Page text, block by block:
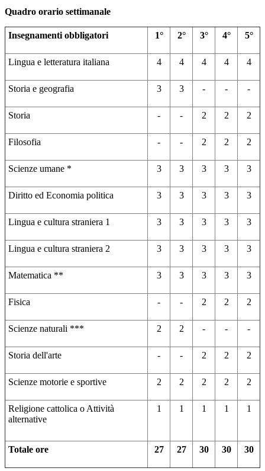
Quadro orario settimanale
Insegnamenti obbligatori 1° 2° 3° 4° 5°
Lingua e letteratura italiana 4 4 4 4 4
Storia e geografia 3 3 - - -
Storia - - 2 2 2
Filosofia - - 2 2 2
Scienze umane * 3 3 3 3 3
Diritto ed Economia politica 3 3 3 3 3
Lingua e cultura straniera 1 3 3 3 3 3
Lingua e cultura straniera 2 3 3 3 3 3
Matematica ** 3 3 3 3 3
Fisica - - 2 2 2
Scienze naturali *** 2 2 - - -
Storia dell'arte - - 2 2 2
Scienze motorie e sportive 2 2 2 2 2
Religione cattolica o Attività
alternative
1 1 1 1 1
Totale ore 27 27 30 30 30